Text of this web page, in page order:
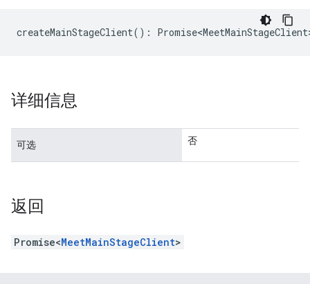
createMainStageClient() :
详细信息
可选 否
返回
Promise<MeetMainStageClient>